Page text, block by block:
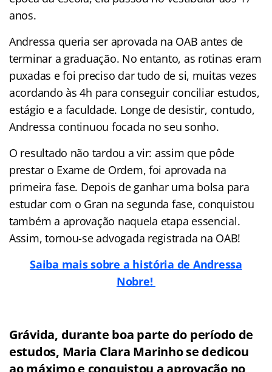
anos.
Andressa queria ser aprovada na OAB antes de
terminar a graduação. No entanto, as rotinas eram
puxadas e foi preciso dar tudo de si, muitas vezes
acordando às 4h para conseguir conciliar estudos,
estágio e a faculdade. Longe de desistir, contudo,
Andressa continuou focada no seu sonho.
O resultado não tardou a vir: assim que pôde
prestar o Exame de Ordem, foi aprovada na
primeira fase. Depois de ganhar uma bolsa para
estudar com o Gran na segunda fase, conquistou
também a aprovação naquela etapa essencial.
Assim, tornou-se advogada registrada na OAB!
Saiba mais sobre a história de Andressa
Nobre!
Grávida, durante boa parte do período de
estudos, Maria Clara Marinho se dedicou
ao máximo e conquistou a aprovação no